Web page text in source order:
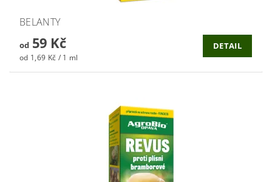
BELANTY
od59 Kč
od 1,69 Kč / 1 ml
DETAIL